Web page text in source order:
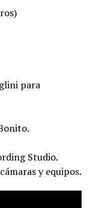
para
Studio.
y equipos.